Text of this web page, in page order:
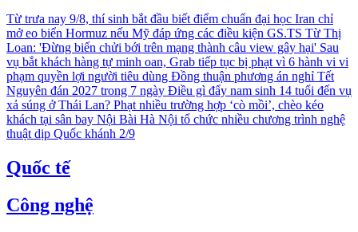
Từ trưa nay 9/8, thí sinh bắt đầu biết điểm chuẩn đại học Iran chỉ
mở eo biển Hormuz nếu Mỹ đáp ứng các điều kiện GS.TS Từ Thị
Loan: 'Đừng biến chửi bới trên mạng thành câu view gây hại' Sau
vụ bắt khách hàng tự minh oan, Grab tiếp tục bị phạt vì 6 hành vi vi
phạm quyền lợi người tiêu dùng Đồng thuận phương án nghỉ Tết
Nguyên đán 2027 trong 7 ngày Điều gì đẩy nam sinh 14 tuổi đến vụ
xả súng ở Thái Lan? Phạt nhiều trường hợp ‘cò mồi’, chèo kéo
khách tại sân bay Nội Bài Hà Nội tổ chức nhiều chương trình nghệ
thuật dịp Quốc khánh 2/9
Quốc tế
Công nghệ